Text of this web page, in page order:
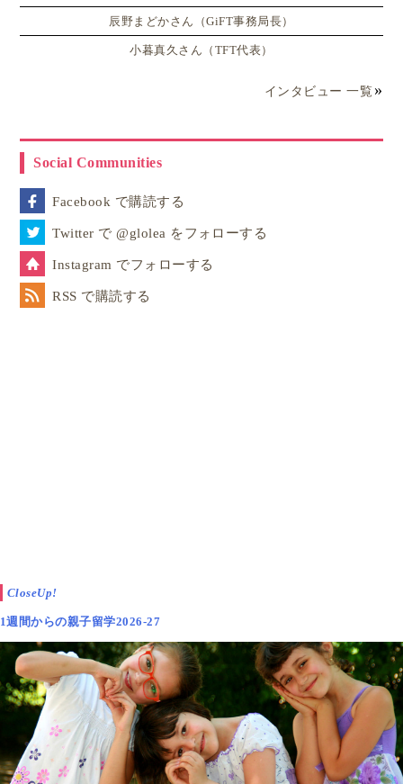
辰野まどかさん（GiFT事務局長）
小暮真久さん（TFT代表）
インタビュー 一覧
Social Communities
Facebook で購読する
Twitter で @glolea をフォローする
Instagram でフォローする
RSS で購読する
CloseUp!
1週間からの親子留学2026-27